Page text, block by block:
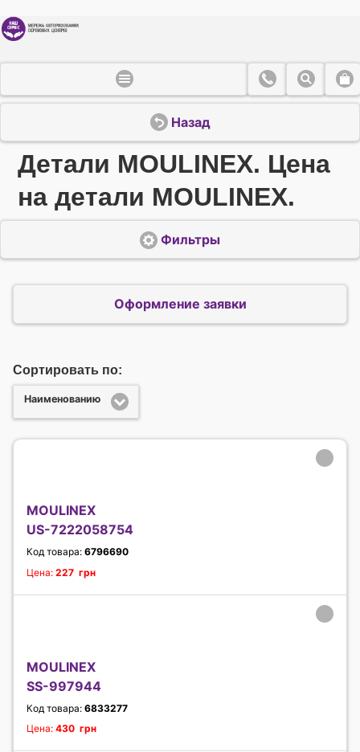
Назад
Детали MOULINEX. Цена
на детали MOULINEX.
Фильтры
Оформление заявки
Сортировать по:
Наименованию
MOULINEX
US-7222058754
Код товара: 6796690
Цена: 227 грн
MOULINEX
SS-997944
Код товара: 6833277
Цена: 430 грн